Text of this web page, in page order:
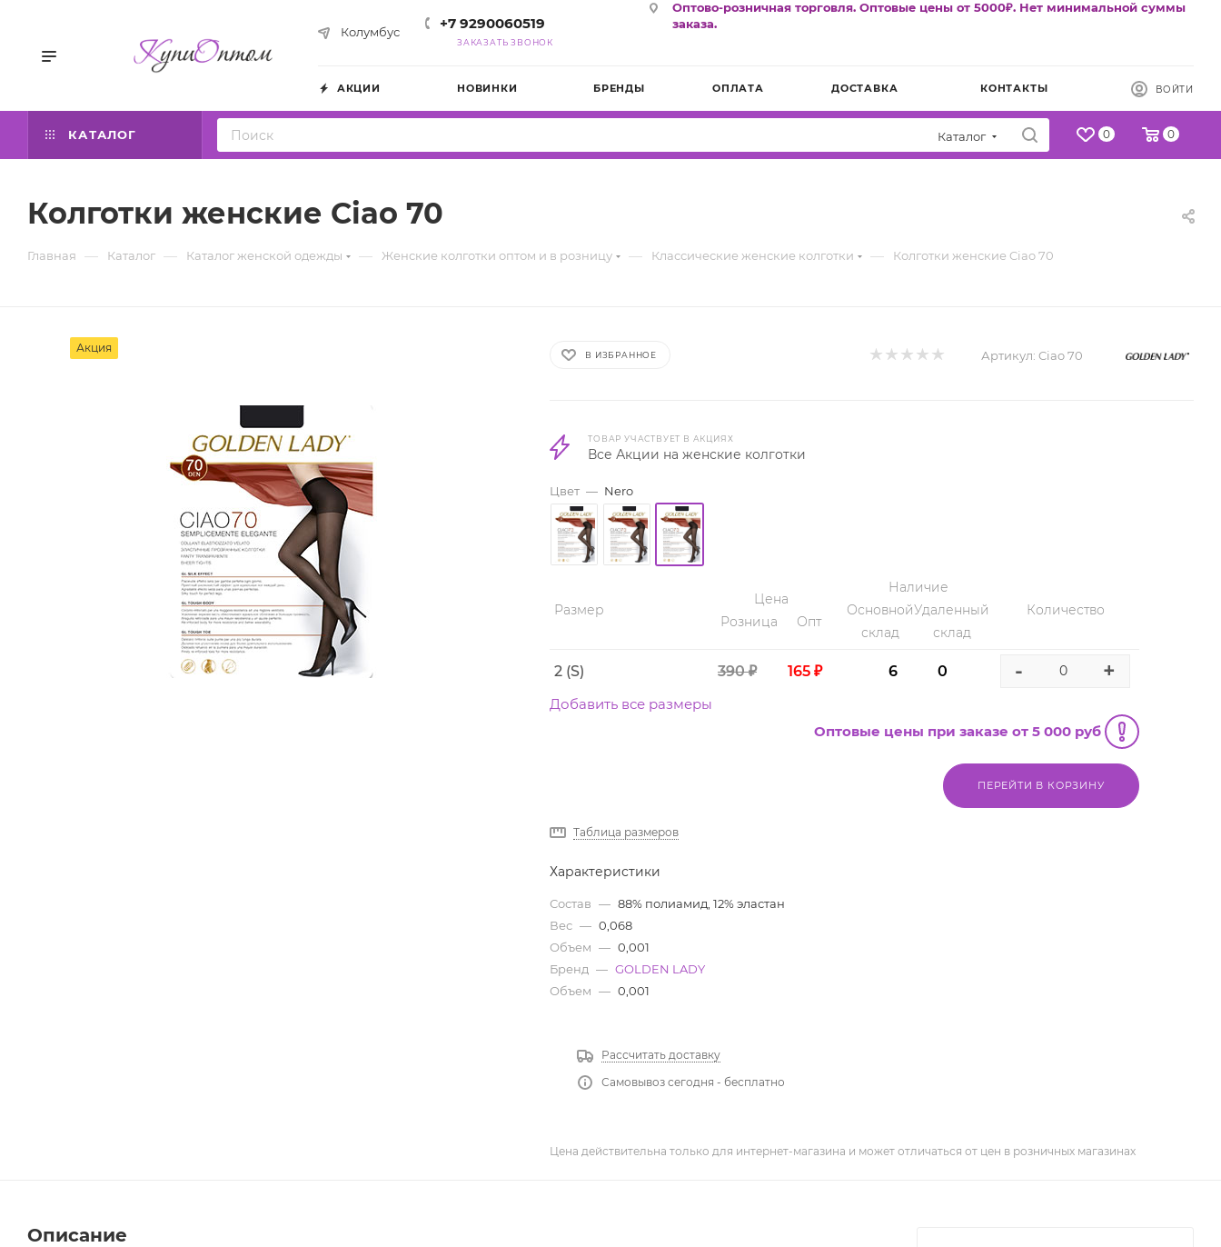
Колумбус +7 9290060519
ЗАКАЗАТЬ ЗВОНОК
Оптово-розничная торговля. Оптовые цены от 5000₽. Нет минимальной суммы
заказа.
АКЦИИ НОВИНКИ БРЕНДЫ ОПЛАТА ДОСТАВКА КОНТАКТЫ ВОЙТИ
КАТАЛОГ Каталог 0 0
Колготки женские Ciao 70
Главная — Каталог — Каталог женской одежды — Женские колготки оптом и в розницу — Классические женские колготки — Колготки женские Ciao 70
Акция
В ИЗБРАННОЕ Артикул: Ciao 70
ТОВАР УЧАСТВУЕТ В АКЦИЯХ
Все Акции на женские колготки
Цвет — Nero
Размер
Цена
Розница
Опт
Наличие
Основной
склад
Удаленный
склад
Количество
2 (S) 390 ₽ 165 ₽ 6 0 - +
Добавить все размеры
Оптовые цены при заказе от 5 000 руб
ПЕРЕЙТИ В КОРЗИНУ
Таблица размеров
Характеристики
Состав — 88% полиамид, 12% эластан
Вес — 0,068
Объем — 0,001
Бренд — GOLDEN LADY
Объем — 0,001
Рассчитать доставку
Самовывоз сегодня - бесплатно
Цена действительна только для интернет-магазина и может отличаться от цен в розничных магазинах
Описание